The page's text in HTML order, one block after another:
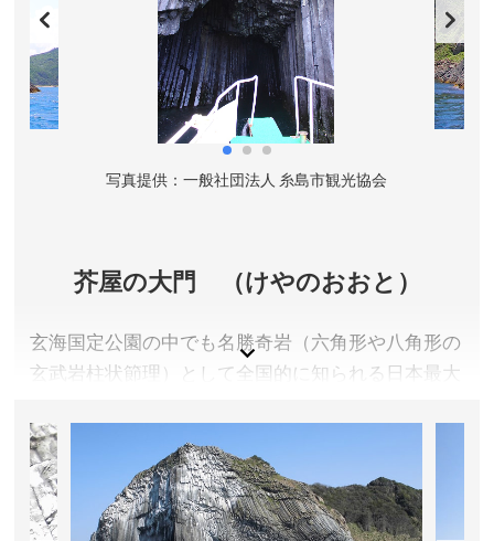
福岡県糸島市
アクセス／JR九大学研都市駅より昭和バス(西の浦線)で
「二見ヶ浦」バス停下車
所在地／福岡県糸島市志摩桜井
お問い合わせ／092-322-2098(一般社団法人糸島市観
写真提供：一般社団法人 糸島市観光協会
芥屋の大門 （けやのおおと）
玄海国定公園の中でも名勝奇岩（六角形や八角形の
玄武岩柱状節理）として全国的に知られる日本最大
ル、間口１０メートルの洞窟は神秘的な景観を呈し
ています。
洞穴は海に面しているため海上から眺めるのがおス
スメ。観光遊覧船は、芥屋漁港から３月～１１月の